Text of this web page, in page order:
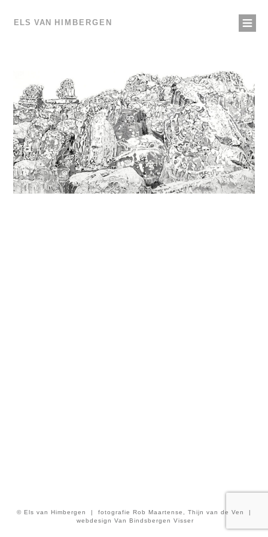
ELS VAN HIMBERGEN
© Els van Himbergen | fotografie Rob Maartense, Thijn van de Ven |
webdesign Van Bindsbergen Visser